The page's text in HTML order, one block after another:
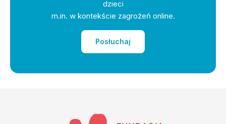
dzieci
m.in. w kontekście zagrożeń online.
Posłuchaj